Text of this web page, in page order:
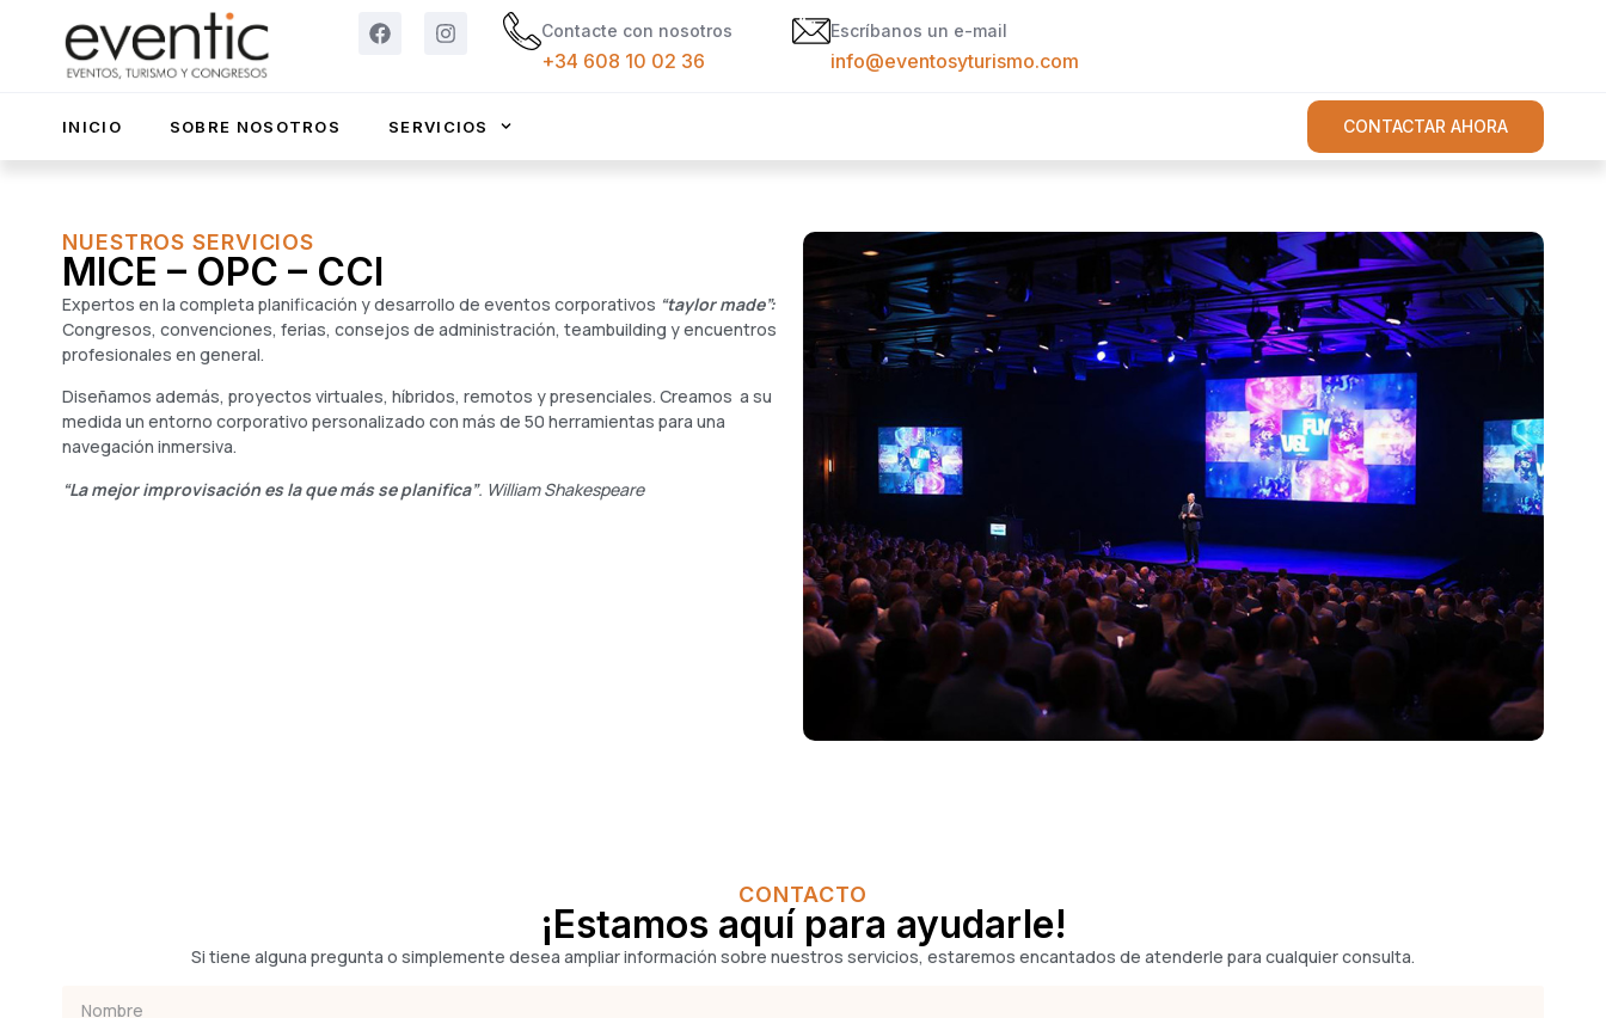
Contacte con nosotros
+34 608 10 02 36
Escríbanos un e-mail
info@eventosyturismo.com
INICIO SOBRE NOSOTROS SERVICIOS CONTACTAR AHORA
NUESTROS SERVICIOS
MICE – OPC – CCI
Expertos en la completa planificación y desarrollo de eventos corporativos “taylor made”:
Congresos, convenciones, ferias, consejos de administración, teambuilding y encuentros
profesionales en general.
Diseñamos además, proyectos virtuales, híbridos, remotos y presenciales. Creamos a su
medida un entorno corporativo personalizado con más de 50 herramientas para una
navegación inmersiva.
“La mejor improvisación es la que más se planifica”. William Shakespeare
CONTACTO
¡Estamos aquí para ayudarle!
Si tiene alguna pregunta o simplemente desea ampliar información sobre nuestros servicios, estaremos encantados de atenderle para cualquier consulta.